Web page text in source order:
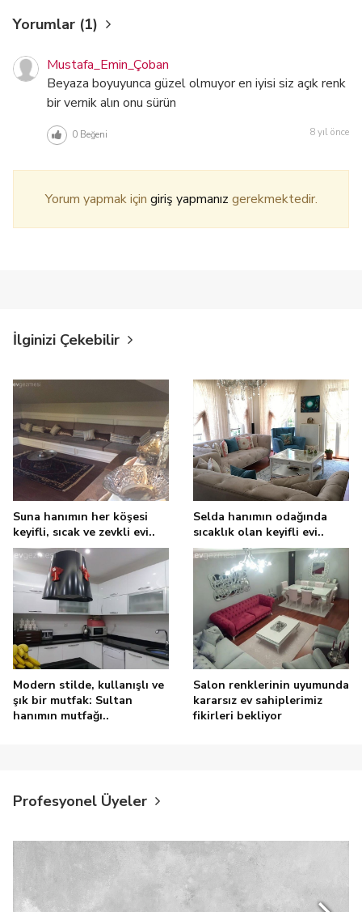
Yorumlar (1)
Mustafa_Emin_Çoban
Beyaza boyuyunca güzel olmuyor en iyisi siz açık renk
bir vernik alın onu sürün
0Beğeni 8 yıl önce
Yorum yapmak için giriş yapmanız gerekmektedir.
İlginizi Çekebilir
Suna hanımın her köşesi
keyifli, sıcak ve zevkli evi..
Selda hanımın odağında
sıcaklık olan keyifli evi..
Modern stilde, kullanışlı ve
şık bir mutfak: Sultan
hanımın mutfağı..
Salon renklerinin uyumunda
kararsız ev sahiplerimiz
fikirleri bekliyor
Profesyonel Üyeler